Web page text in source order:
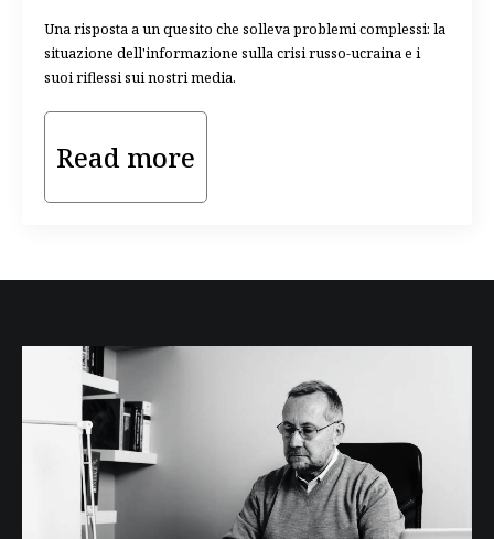
Una risposta a un quesito che solleva problemi complessi: la
situazione dell'informazione sulla crisi russo-ucraina e i
suoi riflessi sui nostri media.
Read more